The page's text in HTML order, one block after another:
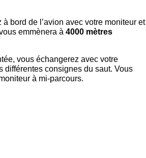
bord de l’avion avec votre moniteur et
emmènera à 4000 mètres
vous échangerez avec votre
différentes consignes du saut. Vous
à mi-parcours.